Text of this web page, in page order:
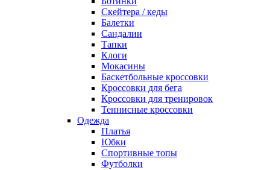
Скейтера / кеды
Балетки
Сандалии
Тапки
Клоги
Мокасины
Баскетбольные кроссовки
Кроссовки для бега
Кроссовки для тренировок
Теннисные кроссовки
Одежда
Платья
Юбки
Спортивные топы
Футболки